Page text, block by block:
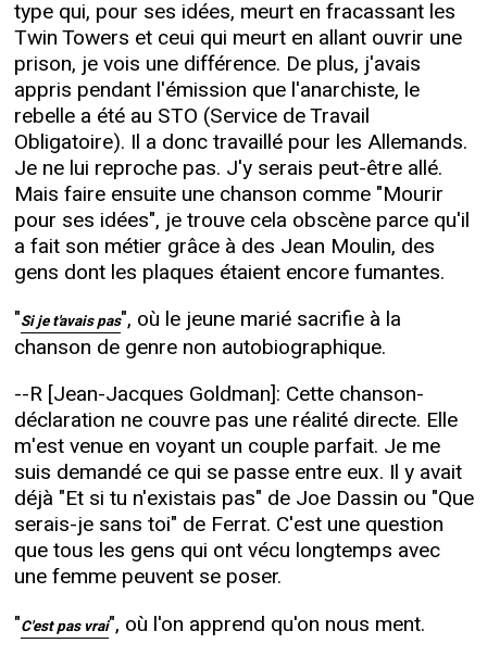
type qui, pour ses idées, meurt en fracassant les
Twin Towers et ceui qui meurt en allant ouvrir une
prison, je vois une différence. De plus, j'avais
appris pendant l'émission que l'anarchiste, le
rebelle a été au STO (Service de Travail
Obligatoire). Il a donc travaillé pour les Allemands.
Je ne lui reproche pas. J'y serais peut-être allé.
Mais faire ensuite une chanson comme "Mourir
pour ses idées", je trouve cela obscène parce qu'il
a fait son métier grâce à des Jean Moulin, des
gens dont les plaques étaient encore fumantes.
"Si je t'avais pas", où le jeune marié sacrifie à la
chanson de genre non autobiographique.
--R [Jean-Jacques Goldman]: Cette chanson-
déclaration ne couvre pas une réalité directe. Elle
m'est venue en voyant un couple parfait. Je me
suis demandé ce qui se passe entre eux. Il y avait
déjà "Et si tu n'existais pas" de Joe Dassin ou "Que
serais-je sans toi" de Ferrat. C'est une question
que tous les gens qui ont vécu longtemps avec
une femme peuvent se poser.
"C'est pas vrai", où l'on apprend qu'on nous ment.